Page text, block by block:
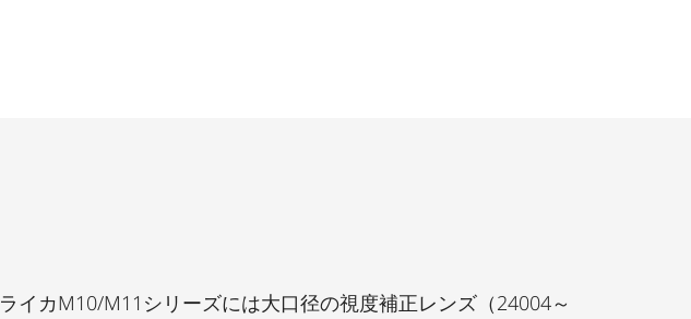
ライカM10/M11シリーズには大口径の視度補正レンズ（24004～